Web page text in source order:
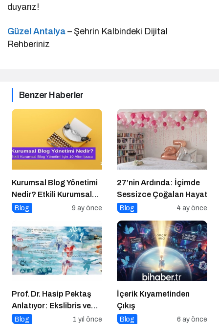
duyarız!
Güzel Antalya – Şehrin Kalbindeki Dijital
Rehberiniz
Benzer Haberler
Kurumsal Blog Yönetimi
Nedir? Etkili Kurumsal
Blog Yönetimi için 10
Blog 9 ay önce
27’nin Ardında: İçimde
Sessizce Çoğalan Hayat
Blog 4 ay önce
Prof. Dr. Hasip Pektaş
Anlatıyor: Ekslibris ve
Yeni Kültürel Formlar
Blog 1 yıl önce
İçerik Kıyametinden
Çıkış
Blog 6 ay önce